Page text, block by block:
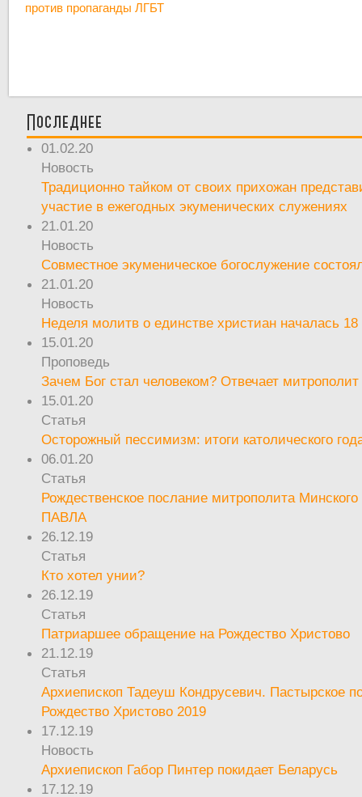
против пропаганды ЛГБТ
Последнее
01.02.20
Новость
Традиционно тайком от своих прихожан
участие в ежегодных экуменических служениях
21.01.20
Новость
Совместное экуменическое богослужение
21.01.20
Новость
Неделя молитв о единстве христиан началась 18
15.01.20
Проповедь
Зачем Бог стал человеком? Отвечает
15.01.20
Статья
Осторожный пессимизм: итоги католического
06.01.20
Статья
Рождественское послание митрополита Минского
ПАВЛА
26.12.19
Статья
Кто хотел унии?
26.12.19
Статья
Патриаршее обращение на Рождество Христово
21.12.19
Статья
Архиепископ Тадеуш Кондрусевич. Пастырское
Рождество Христово 2019
17.12.19
Новость
Архиепископ Габор Пинтер покидает Беларусь
17.12.19